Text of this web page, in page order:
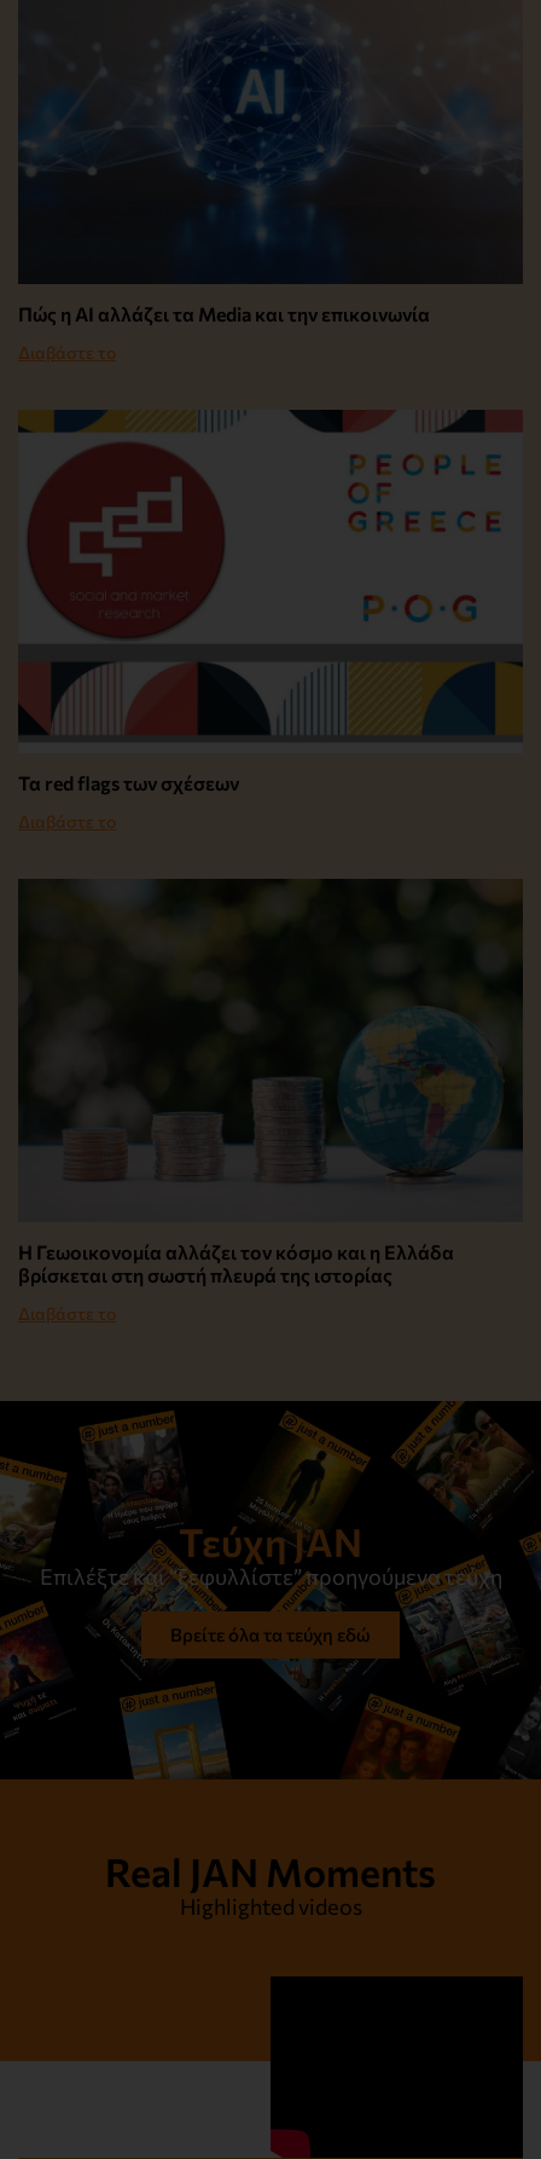
Πώς η AI αλλάζει τα Media και την επικοινωνία
Διαβάστε το
Τα red flags των σχέσεων
Διαβάστε το
Η Γεωοικονομία αλλάζει τον κόσμο και η Ελλάδα
βρίσκεται στη σωστή πλευρά της ιστορίας
Διαβάστε το
Τεύχη JAN
Επιλέξτε και “ξεφυλλίστε” προηγούμενα τεύχη
Βρείτε όλα τα τεύχη εδώ
Real JAN Moments
Highlighted videos